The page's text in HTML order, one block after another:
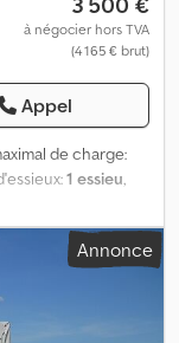
à négocier hors TVA
(4 165 € brut)
Appel
de charge:
1 essieu,
2 510 mm, largeur
de l'espace de
poids total
Annonce